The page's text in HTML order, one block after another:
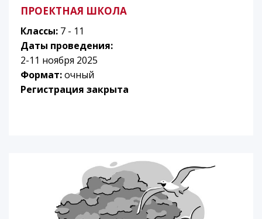
ПРОЕКТНАЯ ШКОЛА
Классы: 7 - 11
Даты проведения:
2-11 ноября 2025
Формат:очный
Регистрация закрыта